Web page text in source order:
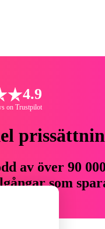
4.9
on Trustpilot
av över 90
som